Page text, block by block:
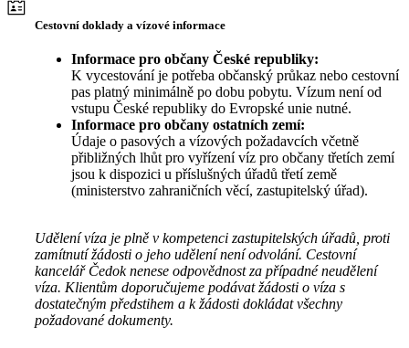
Cestovní doklady a vízové informace
Informace pro občany České republiky:
K vycestování je potřeba občanský průkaz nebo cestovní
pas platný minimálně po dobu pobytu. Vízum není od
vstupu České republiky do Evropské unie nutné.
Informace pro občany ostatních zemí:
Údaje o pasových a vízových požadavcích včetně
přibližných lhůt pro vyřízení víz pro občany třetích zemí
jsou k dispozici u příslušných úřadů třetí země
(ministerstvo zahraničních věcí, zastupitelský úřad).
Udělení víza je plně v kompetenci zastupitelských úřadů, proti
zamítnutí žádosti o jeho udělení není odvolání. Cestovní
kancelář Čedok nenese odpovědnost za případné neudělení
víza. Klientům doporučujeme podávat žádosti o víza s
dostatečným předstihem a k žádosti dokládat všechny
požadované dokumenty.